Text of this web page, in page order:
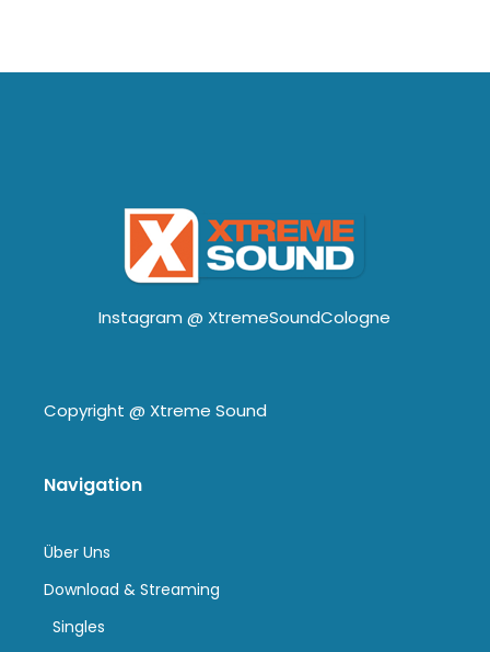
Instagram @ XtremeSoundCologne
Copyright @ Xtreme Sound
Navigation
Über Uns
Download & Streaming
Singles